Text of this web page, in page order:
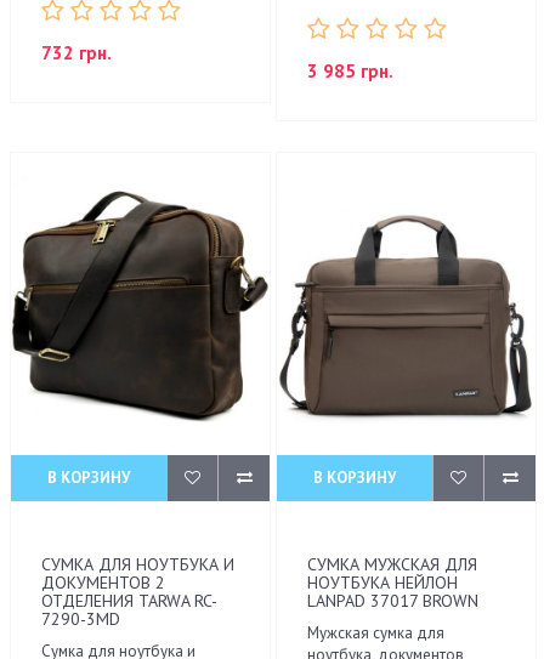
732 грн.
3 985 грн.
В КОРЗИНУ
СУМКА ДЛЯ НОУТБУКА И
ДОКУМЕНТОВ 2
ОТДЕЛЕНИЯ TARWA RC-
7290-3MD
Сумка для ноутбука и
В КОРЗИНУ
СУМКА МУЖСКАЯ ДЛЯ
НОУТБУКА НЕЙЛОН
LANPAD 37017 BROWN
Мужская сумка для
ноутбука, документов